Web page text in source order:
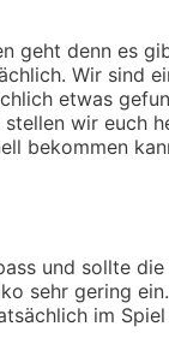
geht denn es
Wir sind
etwas
wir euch
bekommen
und sollte die
sehr gering
im